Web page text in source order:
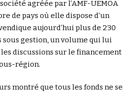
agréée par l’AMF-UEMOA
de pays où elle dispose d’un
aujourd’hui plus de 230
sous gestion, un volume qui lui
discussions sur le financement
région.
montré que tous les fonds ne se